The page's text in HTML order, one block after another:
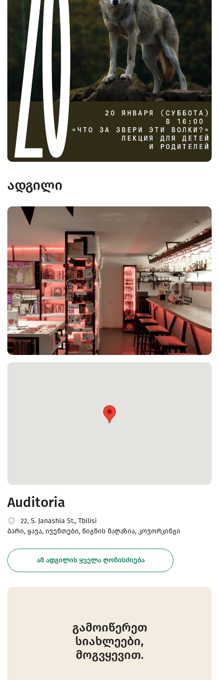
ადგილი
Auditoria
22, S. Janashia St., Tbilisi
ბარი, ყავა, ივენთები, წიგნის მაღაზია, კოვორკინგი
ᲐᲛ ᲐᲓᲒᲘᲚᲘᲡ ᲧᲕᲔᲚᲐ ᲦᲝᲜᲘᲡᲫᲘᲔᲑᲐ
გამოიწერეთ
სიახლეები,
მოგვყევით.